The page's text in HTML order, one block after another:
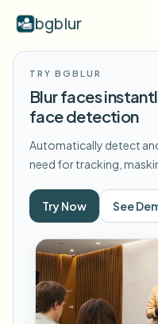
bgblur
示例
浏览完整示例库
模糊人脸
功能
View all features
Browse every blur tool in one
企业
TRY BGBLUR
Blur faces
face detection
Automatically detect
need for tracking,
Try Now See